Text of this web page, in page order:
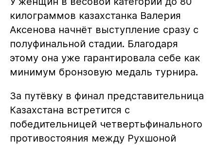
килограммов казахстанка Валерия
Аксенова начнёт выступление сразу с
полуфинальной стадии. Благодаря
этому она уже гарантировала себе как
минимум бронзовую медаль турнира.
За путёвку в финал представительница
Казахстана встретится с
победительницей четвертьфинального
противостояния между Рухшоной